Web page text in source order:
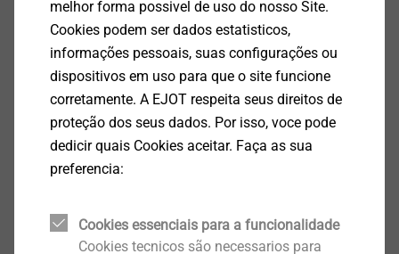
TORQtec®
Exibir produto
melhor forma possivel de uso do nosso Site.
Cookies podem ser dados estatisticos,
informações pessoais, suas configurações ou
dispositivos em uso para que o site funcione
corretamente. A EJOT respeita seus direitos de
proteção dos seus dados. Por isso, voce pode
dedicir quais Cookies aceitar. Faça as sua
preferencia:
Cookies essenciais para a funcionalidade
Cookies tecnicos são necessarios para